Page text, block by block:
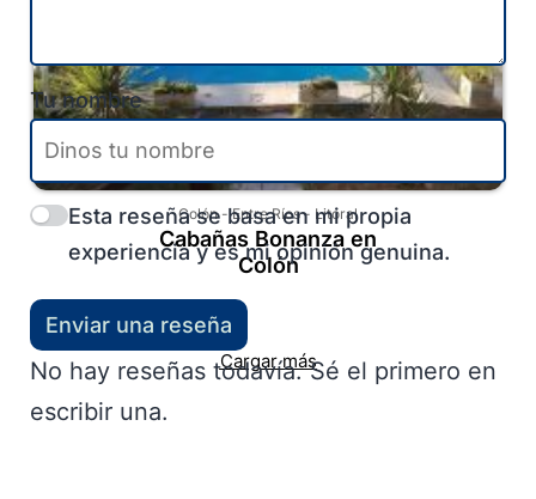
Colón-Entre Ríos- Litoral
Cabañas Bonanza en
Colón
Cargar más
Tu nombre
Esta reseña se basa en mi propia
experiencia y es mi opinión genuina.
Enviar una reseña
No hay reseñas todavía. Sé el primero en
escribir una.